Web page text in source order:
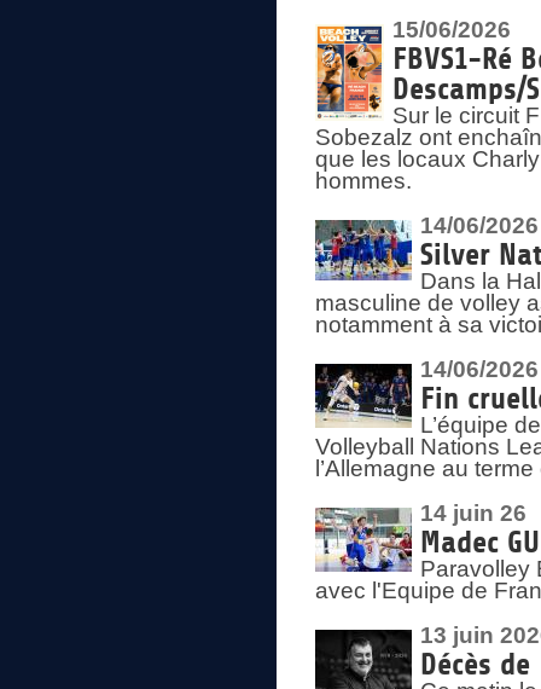
15/06/2026
FBVS1-Ré
Descamps/
Sur le circuit
Sobezalz ont
que les locaux
hommes.
14/06/2026
Silver
Dans la
masculine de volley
notamment à sa
14/06/2026
Fin
L’équipe
Volleyball Nations
l’Allemagne au
14 juin 26
Madec
Paravolley
avec l'Equipe de
13 juin
Décès de